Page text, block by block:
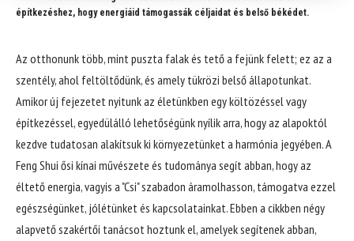
építkezéshez, hogy energiáid támogassák céljaidat és belső békédet.
Az otthonunk több, mint puszta falak és tető a fejünk felett; ez az a
szentély, ahol feltöltődünk, és amely tükrözi belső állapotunkat.
Amikor új fejezetet nyitunk az életünkben egy költözéssel vagy
építkezéssel, egyedülálló lehetőségünk nyílik arra, hogy az alapoktól
kezdve tudatosan alakítsuk ki környezetünket a harmónia jegyében. A
Feng Shui ősi kínai művészete és tudománya segít abban, hogy az
éltető energia, vagyis a "Csi" szabadon áramolhasson, támogatva ezzel
egészségünket, jólétünket és kapcsolatainkat. Ebben a cikkben négy
alapvető szakértői tanácsot hoztunk el, amelyek segítenek abban,